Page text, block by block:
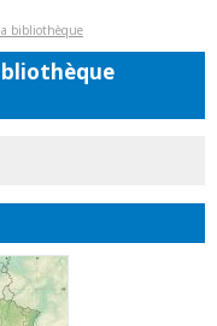
bibliothèque